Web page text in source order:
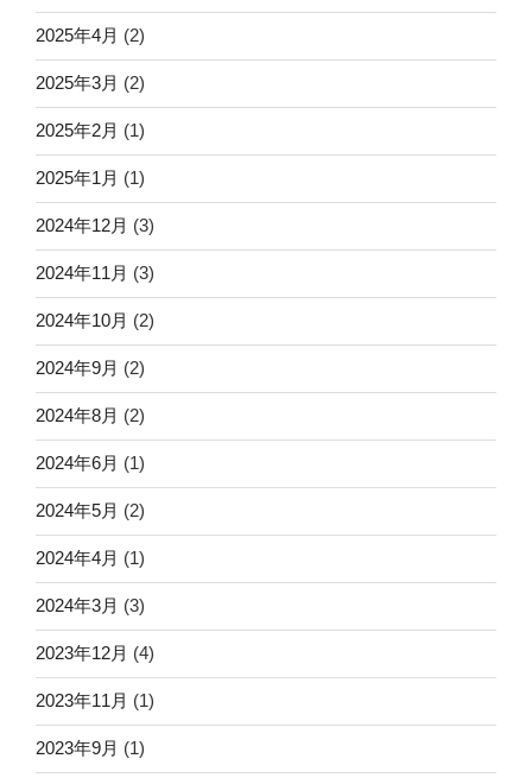
2025年4月 (2)
2025年3月 (2)
2025年2月 (1)
2025年1月 (1)
2024年12月 (3)
2024年11月 (3)
2024年10月 (2)
2024年9月 (2)
2024年8月 (2)
2024年6月 (1)
2024年5月 (2)
2024年4月 (1)
2024年3月 (3)
2023年12月 (4)
2023年11月 (1)
2023年9月 (1)